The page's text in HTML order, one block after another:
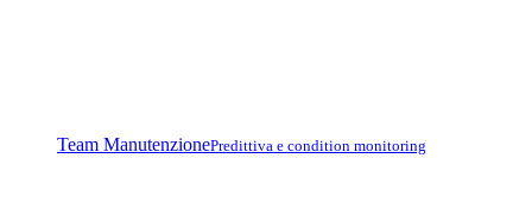
Team ManutenzionePredittiva e condition monitoring